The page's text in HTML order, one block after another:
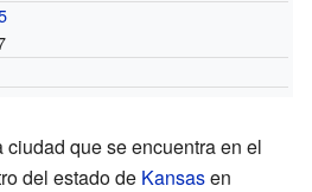
ciudad que se encuentra en el
del estado de Kansasen